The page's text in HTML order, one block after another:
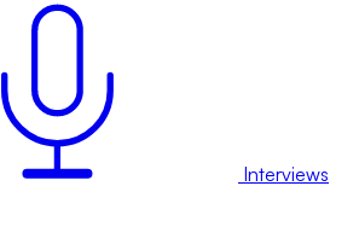
Interviews